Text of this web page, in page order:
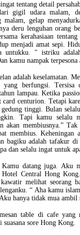
tentang detail
gigil udara malam,
malam, gelap
deru lenguhan orang
kerahasiaan
menjadi amat sepi.
untukku. " istriku
kamu nampak terpesona
adalah keselamatan.
yang berfungsi. Tersisa
lampau. Ketika
card centurion. Tetapi
gedung tinggi. Bulan
Tapi kamu selalu
akan membiusnya.”
membius.
bagiku adalah tafakur
dan selalu ingat untuk
Kamu datang juga. Aku
Hotel Central Hong
melihat seorang
“ Aha kamu
hanya tidak mua ambil
table di cafe yang
suasana sore Hong Kong.